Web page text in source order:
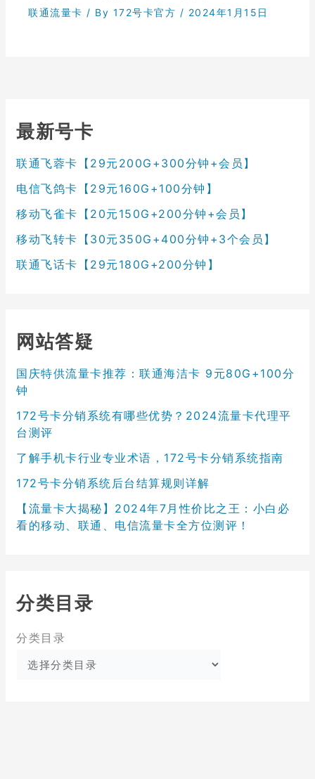
联通流量卡 / By 172号卡官方 / 2024年1月15日
最新号卡
联通飞蓉卡【29元200G+300分钟+会员】
电信飞鸽卡【29元160G+100分钟】
移动飞雀卡【20元150G+200分钟+会员】
移动飞转卡【30元350G+400分钟+3个会员】
联通飞话卡【29元180G+200分钟】
网站答疑
国庆特供流量卡推荐：联通海洁卡 9元80G+100分
钟
172号卡分销系统有哪些优势？2024流量卡代理平
台测评
了解手机卡行业专业术语，172号卡分销系统指南
172号卡分销系统后台结算规则详解
【流量卡大揭秘】2024年7月性价比之王：小白必
看的移动、联通、电信流量卡全方位测评！
分类目录
分类目录